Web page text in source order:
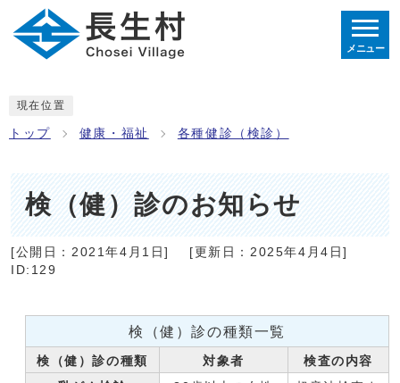
メニュー
現在位置
トップ 健康・福祉 各種健診（検診）
検（健）診のお知らせ
[公開日： 2021年4月1日] [更新日：2025年4月4日]
ID:129
検（健）診の種類一覧
検（健）診の種類 対象者
検査の内容